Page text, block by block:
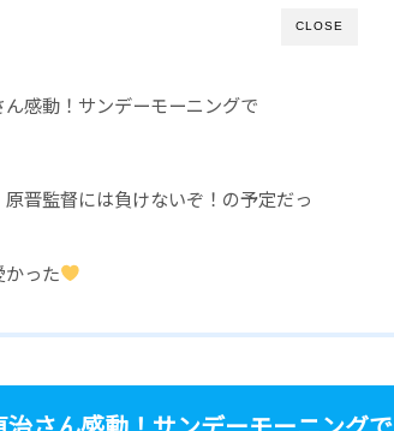
CLOSE
感動！サンデーモーニングで
晋監督には負けないぞ！の予定だっ
かった